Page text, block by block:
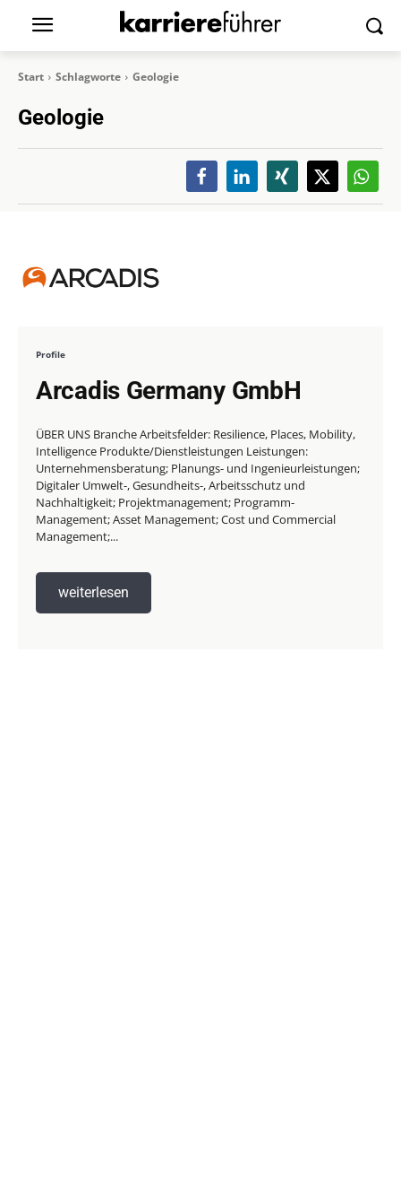
Start Schlagworte Geologie
Geologie
Profile
Arcadis Germany GmbH
ÜBER UNS Branche Arbeitsfelder: Resilience, Places, Mobility,
Intelligence Produkte/Dienstleistungen Leistungen:
Unternehmensberatung; Planungs- und Ingenieurleistungen;
Digitaler Umwelt-, Gesundheits-, Arbeitsschutz und
Nachhaltigkeit; Projektmanagement; Programm-
Management; Asset Management; Cost und Commercial
Management;...
weiterlesen